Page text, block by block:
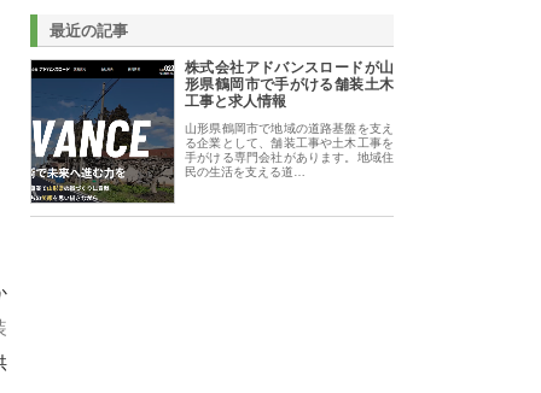
最近の記事
株式会社アドバンスロードが山
形県鶴岡市で手がける舗装土木
工事と求人情報
山形県鶴岡市で地域の道路基盤を支え
る企業として、舗装工事や土木工事を
手がける専門会社があります。地域住
民の生活を支える道…